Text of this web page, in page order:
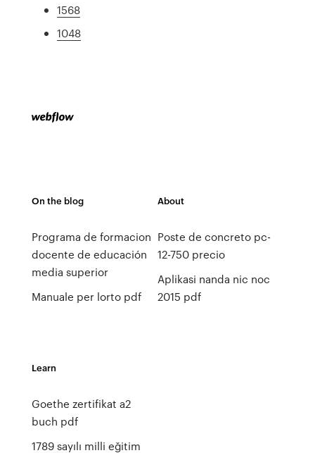
1568
1048
On the blog
Programa de formacion
docente de educación
media superior
Manuale per lorto pdf
About
Poste de concreto pc-
12-750 precio
Aplikasi nanda nic noc
2015 pdf
Learn
Goethe zertifikat a2
buch pdf
1789 sayılı milli eğitim